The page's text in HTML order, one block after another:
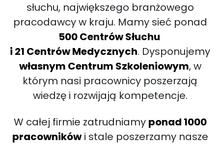
słuchu, największego branżowego
pracodawcy w kraju. Mamy sieć ponad
500 Centrów Słuchu
i 21 Centrów Medycznych. Dysponujemy
własnym Centrum Szkoleniowym, w
którym nasi pracownicy poszerzają
wiedzę i rozwijają kompetencje.
W całej firmie zatrudniamy ponad 1000
pracownikówi stale poszerzamy nasze